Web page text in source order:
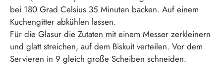
bei 180 Grad Celsius 35 Minuten backen. Auf einem
Kuchengitter abkühlen lassen.
Für die Glasur die Zutaten mit einem Messer zerkleinern
und glatt streichen, auf dem Biskuit verteilen. Vor dem
Servieren in 9 gleich große Scheiben schneiden.